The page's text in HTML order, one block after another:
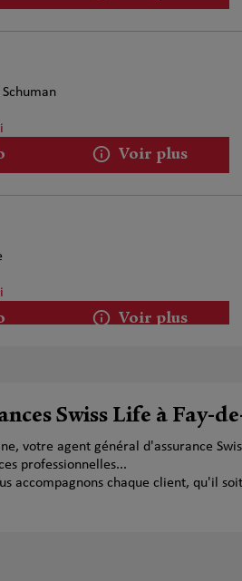
Voir plus
Voir plus
Swiss Life à Fay-
votre agent général d'assurance
professionnelles...
accompagnons chaque client, qu'il